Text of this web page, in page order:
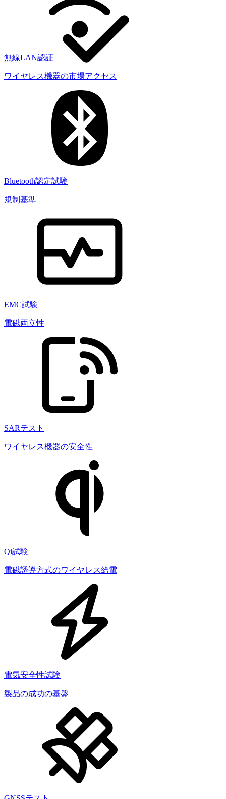
無線LAN認証
ワイヤレス機器の市場アクセス
Bluetooth認定試験
規制基準
EMC試験
電磁両立性
SARテスト
ワイヤレス機器の安全性
Qi試験
電磁誘導方式のワイヤレス給電
電気安全性試験
製品の成功の基盤